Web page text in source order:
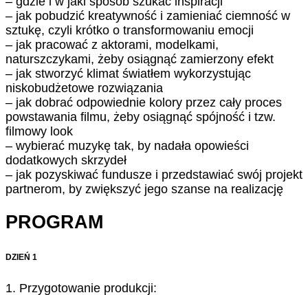
– jak pobudzić kreatywność i zamieniać ciemność w
sztukę, czyli krótko o transformowaniu emocji
– jak pracować z aktorami, modelkami,
naturszczykami, żeby osiągnąć zamierzony efekt
– jak stworzyć klimat światłem wykorzystując
niskobudżetowe rozwiązania
– jak dobrać odpowiednie kolory przez cały proces
powstawania filmu, żeby osiągnąć spójność i tzw.
filmowy look
– wybierać muzykę tak, by nadała opowieści
dodatkowych skrzydeł
– jak pozyskiwać fundusze i przedstawiać swój projekt
partnerom, by zwiększyć jego szanse na realizację
PROGRAM
DZIEŃ 1
1. Przygotowanie produkcji: